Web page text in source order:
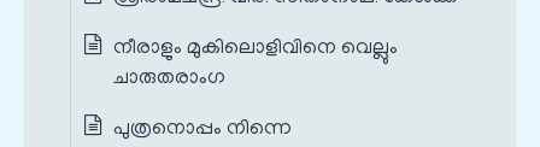
നീരാളും മുകിലൊളിവിനെ വെല്ലും
ചാരുതരാംഗ
പുത്രനൊപ്പം നിന്നെ